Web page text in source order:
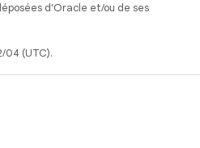
d'Oracle et/ou de ses
04 (UTC).